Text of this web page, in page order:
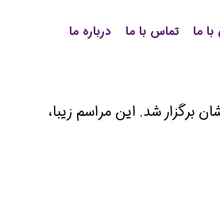
ما تماس با ما درباره ما
برگزار شد. این مراسم زیبا،